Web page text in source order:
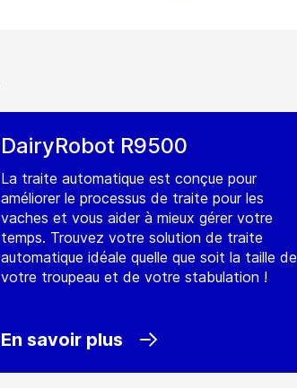
DairyRobot R9500
La traite automatique est conçue pour
améliorer le processus de traite pour les
vaches et vous aider à mieux gérer votre
temps. Trouvez votre solution de traite
automatique idéale quelle que soit la taille de
votre troupeau et de votre stabulation !
En savoir plus